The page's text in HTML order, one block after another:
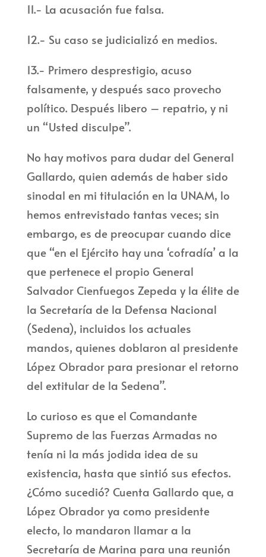
11.- La acusación fue falsa.
12.- Su caso se judicializó en medios.
13.- Primero desprestigio, acuso
falsamente, y después saco provecho
político. Después libero – repatrio, y ni
un “Usted disculpe”.
No hay motivos para dudar del General
Gallardo, quien además de haber sido
sinodal en mi titulación en la UNAM, lo
hemos entrevistado tantas veces; sin
embargo, es de preocupar cuando dice
que “en el Ejército hay una ‘cofradía’ a la
que pertenece el propio General
Salvador Cienfuegos Zepeda y la élite de
la Secretaría de la Defensa Nacional
(Sedena), incluidos los actuales
mandos, quienes doblaron al presidente
López Obrador para presionar el retorno
del extitular de la Sedena”.
Lo curioso es que el Comandante
Supremo de las Fuerzas Armadas no
tenía ni la más jodida idea de su
existencia, hasta que sintió sus efectos.
¿Cómo sucedió? Cuenta Gallardo que, a
López Obrador ya como presidente
electo, lo mandaron llamar a la
Secretaría de Marina para una reunión